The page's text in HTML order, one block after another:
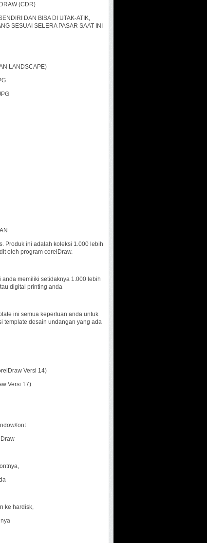
(CDR)
DAN BISA DI UTAK-ATIK,
SESUAI SELERA PASAR SAAT INI
LANDSCAPE)
Produk ini adalah koleksi 1.000 lebih
oleh program corelDraw.
memiliki setidaknya 1.000 lebih
digital printing anda
ini semua keperluan anda untuk
template desain undangan yang ada
Versi 14)
Versi 17)
font
ke hardisk,